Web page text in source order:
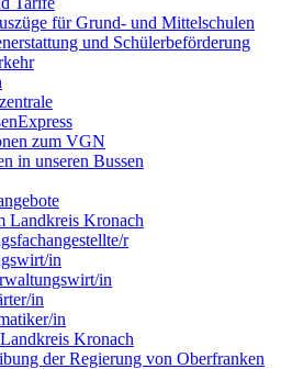
für Grund- und Mittelschulen
und Schülerbeförderung
zum VGN
in unseren Bussen
Landkreis Kronach
r
in
in
in
in
Kronach
der Regierung von Oberfranken